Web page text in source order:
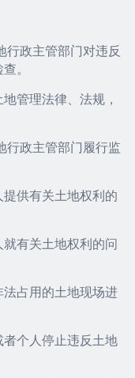
政主管部门对违反
。
管理法律、法规，
政主管部门履行监
供有关土地权利的
有关土地权利的问
占用的土地现场进
个人停止违反土地